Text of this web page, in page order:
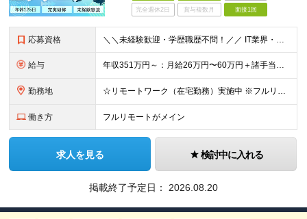
完全週休2日 賞与複数月 面接1回
応募資格 ＼＼未経験歓迎・学歴職歴不問！／／ IT業界・エンジニアを目指す方を お待ちしています。 経歴・スキルに自信がない方も お気軽にご応募ください。 【こんな不安を抱える方に】 ▼今の職場では正当に評価
給与 年収351万円～：月給26万円〜60万円＋諸手当＋インセンティブ（２種）＋賞与 ★Point 設立から9ヶ月で全社員2万円の昇給実績 ※成果はしっかりと還元いたします！ ★Point 100％年
勤務地 ☆リモートワーク（在宅勤務）実施中 ※フルリモート可 【グループ本社】東京都中央区八丁堀3-6-6 アド京橋ビル2F ∟宝町駅 5分/京橋駅 7分/八丁堀駅7分/JR東京駅10分 【プロジェクト先
働き方 フルリモートがメイン
求人を見る 検討中に入れる
掲載終了予定日： 2026.08.20